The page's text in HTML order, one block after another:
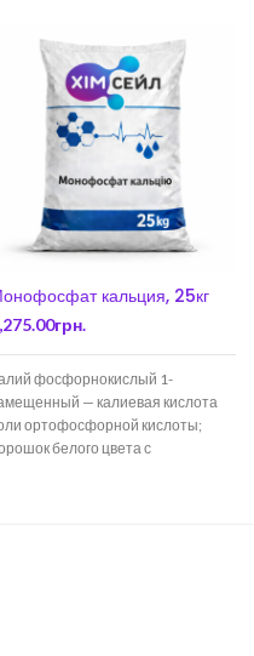
кальция, 25кг
грн.
фосфорнокислый 1-
— калиевая кислота
ортофосфорной кислоты;
белого цвета с